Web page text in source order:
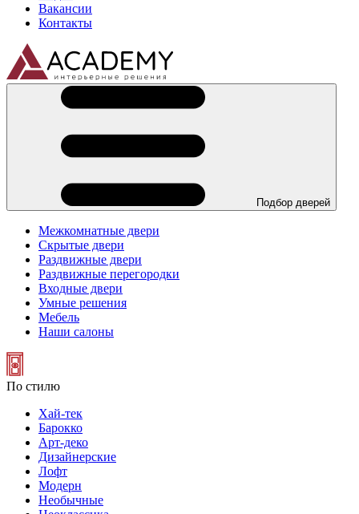
Вакансии
Контакты
Подбор дверей
Межкомнатные двери
Скрытые двери
Раздвижные двери
Раздвижные перегородки
Входные двери
Умные решения
Мебель
Наши салоны
По стилю
Хай-тек
Барокко
Арт-деко
Дизайнерские
Лофт
Модерн
Необычные